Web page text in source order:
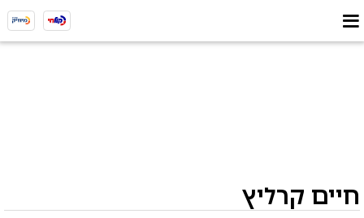
חיים קרליץ